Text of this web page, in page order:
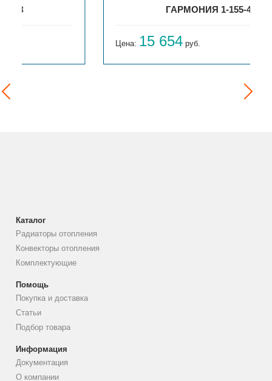
ГАРМОНИЯ 1-155-4
руб.
Каталог
Радиаторы отопления
Конвекторы отопления
Комплектующие
Помощь
Покупка и доставка
Статьи
Подбор товара
Информация
Документация
О компании